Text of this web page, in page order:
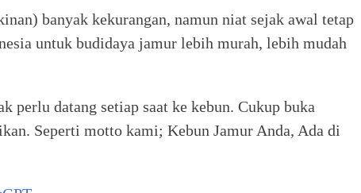
banyak kekurangan, namun niat sejak awal tetap
untuk budidaya jamur lebih murah, lebih mudah
perlu datang setiap saat ke kebun. Cukup buka
Seperti motto kami; Kebun Jamur Anda, Ada di